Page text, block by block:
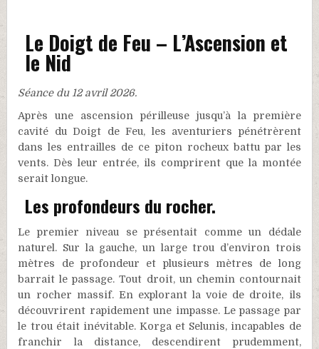
Le Doigt de Feu – L’Ascension et
le Nid
Séance du 12 avril 2026.
Après une ascension périlleuse jusqu’à la première
cavité du Doigt de Feu, les aventuriers pénétrèrent
dans les entrailles de ce piton rocheux battu par les
vents. Dès leur entrée, ils comprirent que la montée
serait longue.
Les profondeurs du rocher.
Le premier niveau se présentait comme un dédale
naturel. Sur la gauche, un large trou d’environ trois
mètres de profondeur et plusieurs mètres de long
barrait le passage. Tout droit, un chemin contournait
un rocher massif. En explorant la voie de droite, ils
découvrirent rapidement une impasse. Le passage par
le trou était inévitable. Korga et Selunis, incapables de
franchir la distance, descendirent prudemment,